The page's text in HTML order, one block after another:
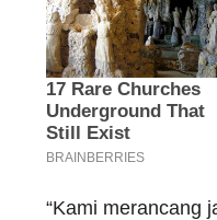
“Kami merancang